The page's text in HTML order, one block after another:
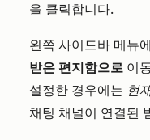
을 클릭합니다.
왼쪽 사이드바 메뉴
받은 편지함으로 이
설정한 경우에는 현
채팅 채널이 연결된